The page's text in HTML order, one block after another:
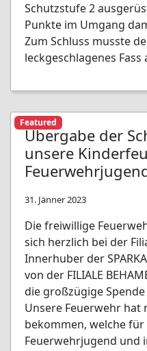
Schutzstufe 2
Punkte im Umgang
Zum Schluss musste
leckgeschlagenes Fass
Featured
Übergabe der
unsere
31. Jänner 2023
Die freiwillige
sich herzlich bei der
Innerhuber der
von der FILIALE
die großzügige
Unsere Feuerwehr hat
bekommen, welche
Feuerwehrjugend und